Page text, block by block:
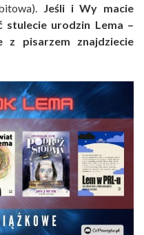
Jeśli i Wy macie
stulecie urodzin Lema –
z pisarzem znajdziecie